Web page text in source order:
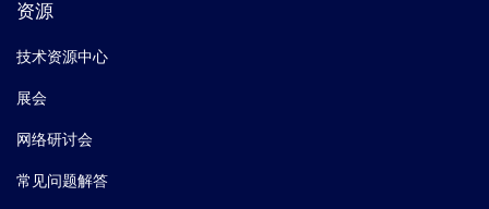
资源
技术资源中心
展会
网络研讨会
常见问题解答